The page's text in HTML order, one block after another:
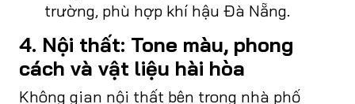
trường, phù hợp khí hậu Đà Nẵng.
4. Nội thất: Tone màu, phong
cách và vật liệu hài hòa
Không gian nội thất bên trong nhà phố